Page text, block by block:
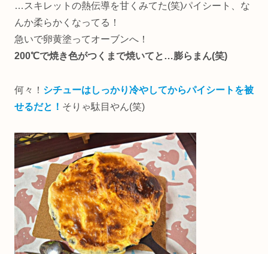
…スキレットの熱伝導を甘くみてた(笑)パイシート、な
んか柔らかくなってる！
急いで卵黄塗ってオーブンへ！
200℃で焼き色がつくまで焼いてと…膨らまん(笑)
何々！ シチューはしっかり冷やしてからパイシートを被
せるだと！ そりゃ駄目やん(笑)